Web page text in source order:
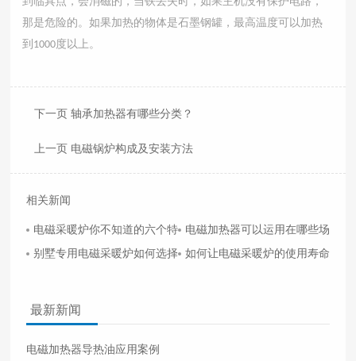
那是危险的。如果加热的物体是石墨钢罐，最高温度可以加热
到 1000度以上。
下一页 轴承加热器有哪些分类？
上一页 电磁锅炉构成及安装方法
相关新闻
电磁采暖炉你不知道的六个特性电磁加热器可以运用在哪些场所
别墅专用电磁采暖炉如何选择？如何让电磁采暖炉的使用寿命延长
最新新闻
电磁加热器导热油应用案例